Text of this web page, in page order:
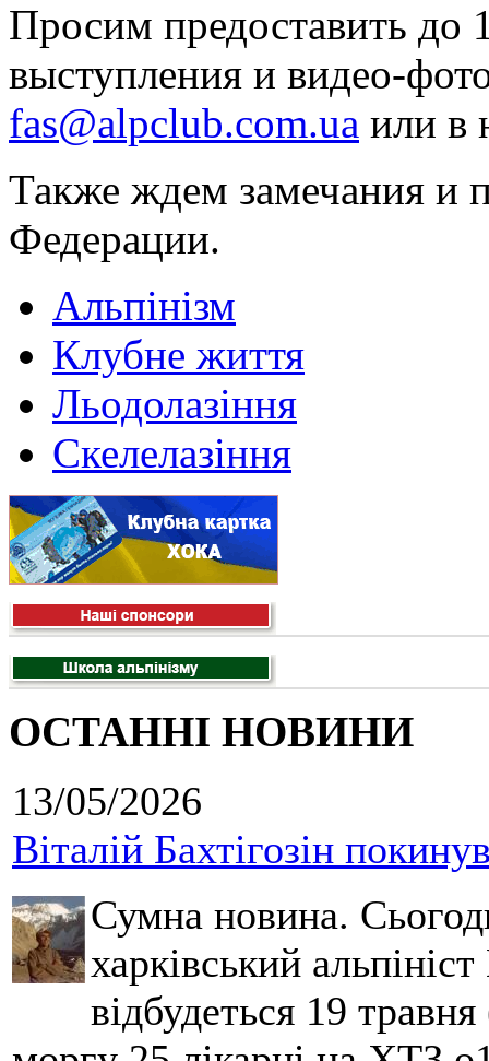
Просим предоставить до
выступления и видео-
fas@alpclub.com.ua или в
Также ждем замечания и
Федерации.
Альпінізм
Клубне життя
Льодолазіння
Скелелазіння
ОСТАННІ НОВИНИ
13/05/2026
Віталій Бахтігозін
Сумна новина.
харківський
відбудеться 19